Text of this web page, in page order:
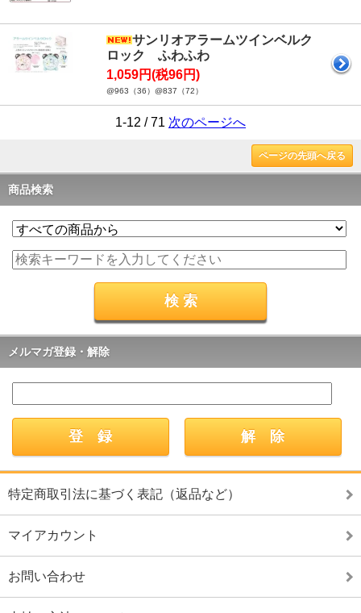
サンリオアラームツインベルク
ロック ふわふわ
1,059円(税96円)
@963（36）@837（72）
1-12 / 71 次のページへ
ページの先頭へ戻る
商品検索
メルマガ登録・解除
特定商取引法に基づく表記（返品など）
マイアカウント
お問い合わせ